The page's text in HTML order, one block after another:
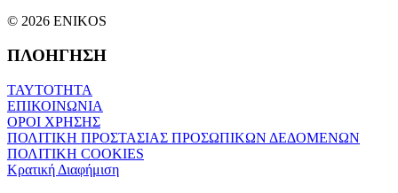
© 2026 ENIKOS
ΠΛΟΗΓΗΣΗ
ΤΑΥΤΟΤΗΤΑ
ΕΠΙΚΟΙΝΩΝΙΑ
ΟΡΟΙ ΧΡΗΣΗΣ
ΠΟΛΙΤΙΚΗ ΠΡΟΣΤΑΣΙΑΣ ΠΡΟΣΩΠΙΚΩΝ ΔΕΔΟΜΕΝΩΝ
ΠΟΛΙΤΙΚΗ COOKIES
Κρατική Διαφήμιση